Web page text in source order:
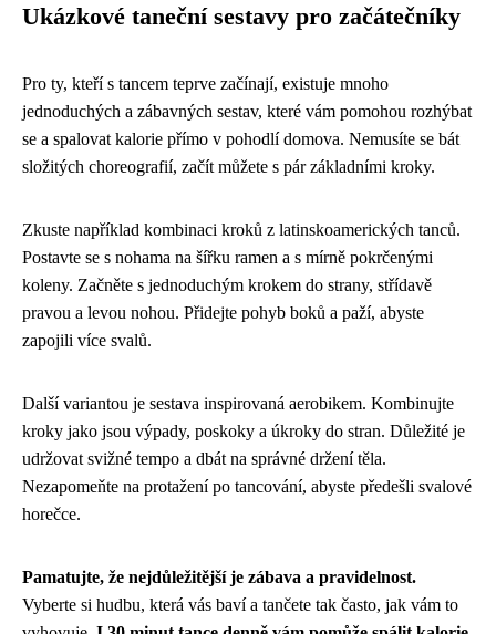
Ukázkové taneční sestavy pro začátečníky
Pro ty, kteří s tancem teprve začínají, existuje mnoho
jednoduchých a zábavných sestav, které vám pomohou rozhýbat
se a spalovat kalorie přímo v pohodlí domova. Nemusíte se bát
složitých choreografií, začít můžete s pár základními kroky.
Zkuste například kombinaci kroků z latinskoamerických tanců.
Postavte se s nohama na šířku ramen a s mírně pokrčenými
koleny. Začněte s jednoduchým krokem do strany, střídavě
pravou a levou nohou. Přidejte pohyb boků a paží, abyste
zapojili více svalů.
Další variantou je sestava inspirovaná aerobikem. Kombinujte
kroky jako jsou výpady, poskoky a úkroky do stran. Důležité je
udržovat svižné tempo a dbát na správné držení těla.
Nezapomeňte na protažení po tancování, abyste předešli svalové
horečce.
Pamatujte, že nejdůležitější je zábava a pravidelnost.
Vyberte si hudbu, která vás baví a tančete tak často, jak vám to